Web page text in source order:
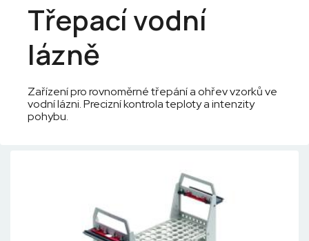
Třepací vodní
lázně
Zařízení pro rovnoměrné třepání a ohřev vzorků ve
vodní lázni. Precizní kontrola teploty a intenzity
pohybu.